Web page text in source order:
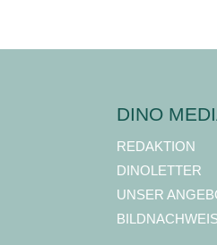
DINO
REDAKTION
DINOLETTER
UNSER
BILDNACHWEIS